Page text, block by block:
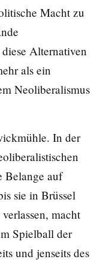
Macht zu
Alternativen
als ein
Neoliberalismus
In der
Belange auf
sie in Brüssel
macht
Spielball der
und jenseits des